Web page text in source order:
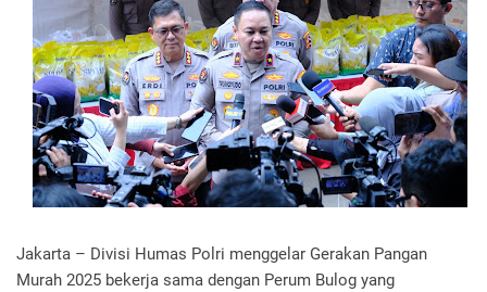
Jakarta – Divisi Humas Polri menggelar Gerakan Pangan
Murah 2025 bekerja sama dengan Perum Bulog yang